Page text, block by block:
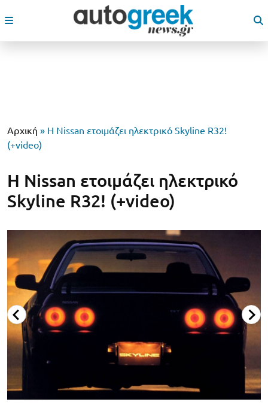
Αρχική » Η Nissan ετοιμάζει ηλεκτρικό Skyline R32!
(+video)
Η Nissan ετοιμάζει ηλεκτρικό
Skyline R32! (+video)